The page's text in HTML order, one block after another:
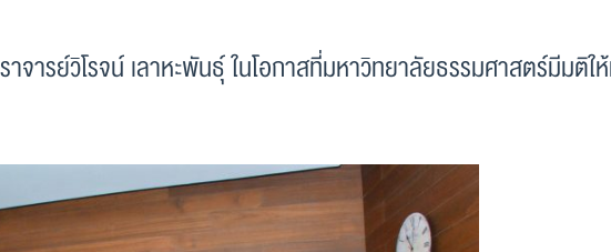
ารย์วิโรจน์ เลาหะพันธ์ุ ในโอกาสที่มหาวิทยาลัยธรรมศาสตร์มีมติใ